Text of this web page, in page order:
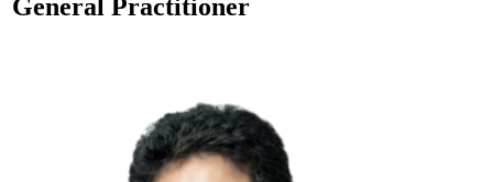
General Practitioner